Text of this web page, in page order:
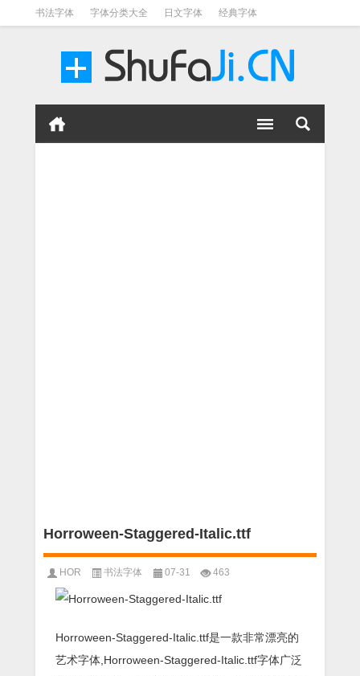
书法字体 字体分类大全 日文字体 经典字体
Horroween-Staggered-Italic.ttf
HOR 书法字体 07-31 463
Horroween-Staggered-Italic.ttf是一款非常漂亮的
艺术字体,Horroween-Staggered-Italic.ttf字体广泛